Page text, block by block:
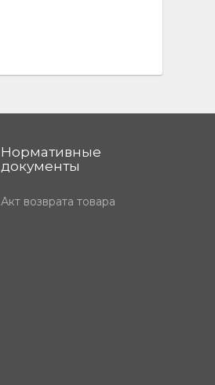
Нормативные
документы
Акт возврата товара